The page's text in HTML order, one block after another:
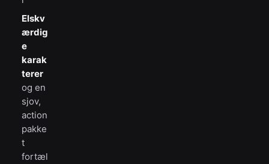
Elskv
ærdig
e
karak
terer
og en
sjov,
action
pakke
t
fortæl